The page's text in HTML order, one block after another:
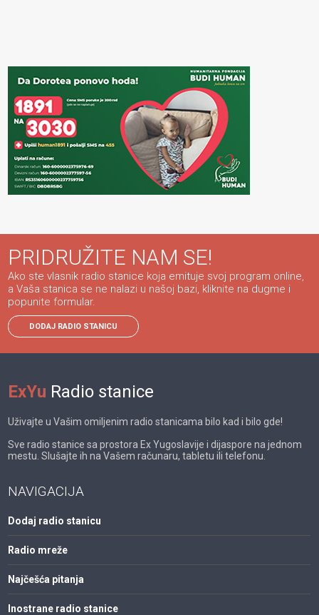
PRIDRUŽITE NAM SE!
Ako ste vlasnik radio stanice koja emituje svoj program online,
a Vaša stanica se ne nalazi u našoj bazi, kliknite na dugme i
popunite formular.
DODAJ RADIO STANICU
ExYu Radio stanice
Uživajte u Vašim omiljenim radio stanicama bilo kad i bilo gde!
Sve radio stanice sa prostora Ex Yugoslavije i dijaspore na jednom
mestu. Slušajte ih na Vašem računaru, tabletu ili telefonu.
NAVIGACIJA
Dodaj radio stanicu
Radio mreže
Najčešća pitanja
Inostrane radio stanice